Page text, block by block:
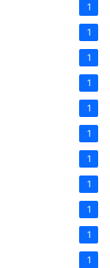
1
1
1
1
1
1
1
1
1
1
1